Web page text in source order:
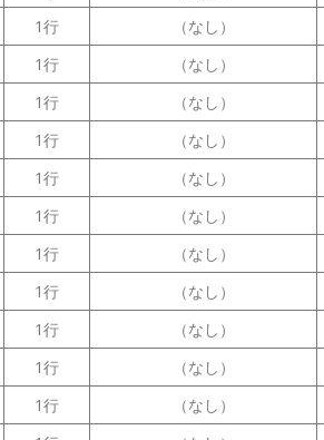
1行 （なし）
1行 （なし）
1行 （なし）
1行 （なし）
1行 （なし）
1行 （なし）
1行 （なし）
1行 （なし）
1行 （なし）
1行 （なし）
1行 （なし）